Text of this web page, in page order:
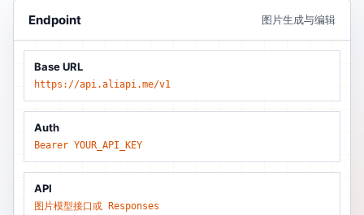
Endpoint 图片生成与编辑
Base URL
https://api.aliapi.me/v1
Auth
Bearer YOUR_API_KEY
API
图片模型接口或 Responses